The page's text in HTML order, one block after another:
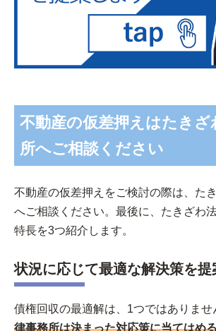
不動産の仮差押えはたきざ
所へご相談ください
不動産の仮差押えをご検討の際は、た
へご相談ください。最後に、たきざわ
特長を3つ紹介します。
状況に応じて最適な解決策を提
債権回収の最適解は、1つではありませ
律事務所は決まった対応策に当てはめ